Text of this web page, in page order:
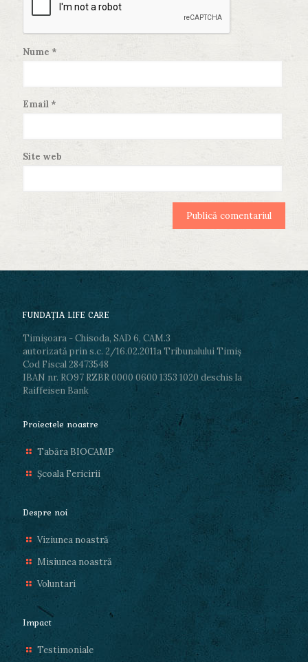
Nume *
Email *
Site web
FUNDAŢIA LIFE CARE
Timișoara - Chisoda, SAD 6, CAM.3
autorizată prin s.c. 2/16.02.2011a Tribunalului Timiş
Cod Fiscal 28473548
IBAN nr. RO97 RZBR 0000 0600 1353 1020 deschis la
Raiffeisen Bank
Proiectele noastre
Tabăra BIOCAMP
Școala Fericirii
Despre noi
Viziunea noastră
Misiunea noastră
Voluntari
Impact
Testimoniale